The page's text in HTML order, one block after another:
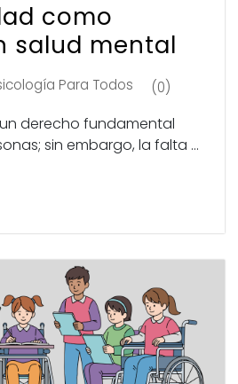
como
salud mental
Para Todos (0)
derecho fundamental
sin embargo, la falta ...